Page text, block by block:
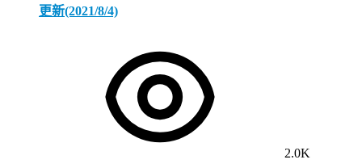
更新(2021/8/4)
2.0K